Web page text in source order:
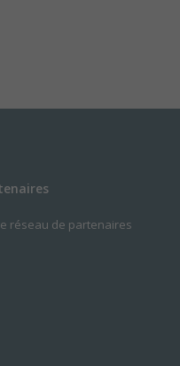
réseau de partenaires